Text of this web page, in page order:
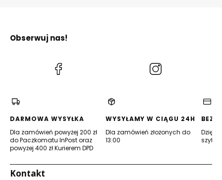
Obserwuj nas!
(Otwiera
DARMOWA WYSYŁKA
Dla zamówień powyżej 200 zł
do Paczkomatu InPost oraz
powyżej 400 zł Kurierem DPD
WYSYŁAMY W CIĄGU 24H
Dla zamówień złożonych do
13:00
Dzięki
Kontakt